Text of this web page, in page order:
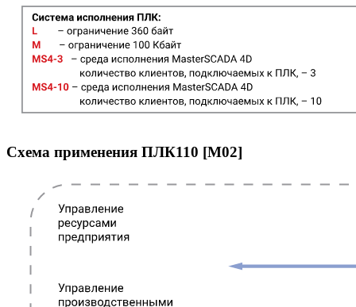
Схема применения ПЛК110 [M02]